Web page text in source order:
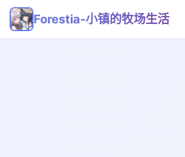
Forestia-小镇的牧场生活